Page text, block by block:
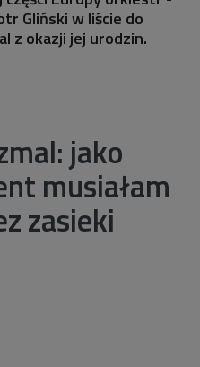
Gliński w liście do
z okazji jej urodzin.
jako
musiałam
zasieki